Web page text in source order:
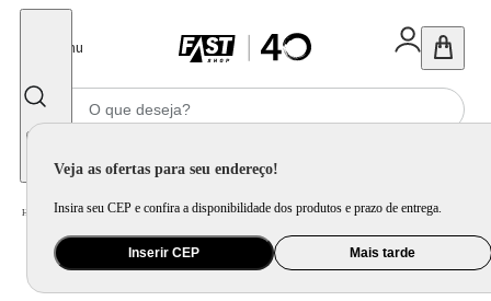
Menu
Veja as ofertas para seu endereço!
Insira seu CEP e confira a disponibilidade dos produtos e prazo de entrega.
Inserir CEP Mais tarde
Home Ar e Ventilação / Ar Condicionado Ar-Condicionado Philco Portátil 10000BTUs Frio PAC10FN